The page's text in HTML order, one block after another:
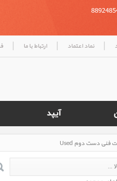
| نماد اعتماد | ارتباط با ما |